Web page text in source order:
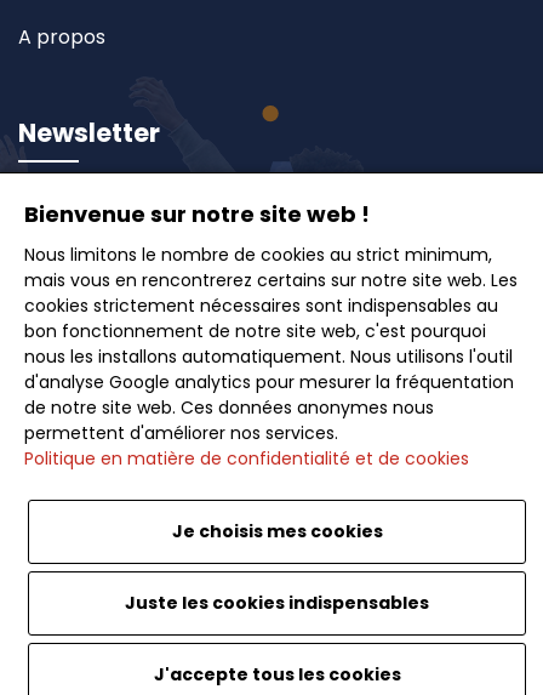
A propos
Newsletter
Inscrivez-vous à notre newsletter et recevez en
avant-première nos offres exclusives, idées de
voyages et conseils pour des escapades inoubliables.
Souscrire
Website by SoWeDo. Caribou Travel. Tout droits
réservés.
Bienvenue sur notre site web !
Nous limitons le nombre de cookies au strict minimum,
mais vous en rencontrerez certains sur notre site web. Les
cookies strictement nécessaires sont indispensables au
bon fonctionnement de notre site web, c'est pourquoi
nous les installons automatiquement. Nous utilisons l'outil
d'analyse Google analytics pour mesurer la fréquentation
de notre site web. Ces données anonymes nous
permettent d'améliorer nos services.
Politique en matière de confidentialité et de cookies
Je choisis mes cookies
Juste les cookies indispensables
J'accepte tous les cookies